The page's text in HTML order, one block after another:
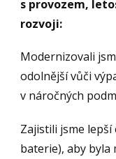
s provozem,
rozvoji:
Modernizovali
odolnější vůči
v náročných
Zajistili jsme
baterie), aby